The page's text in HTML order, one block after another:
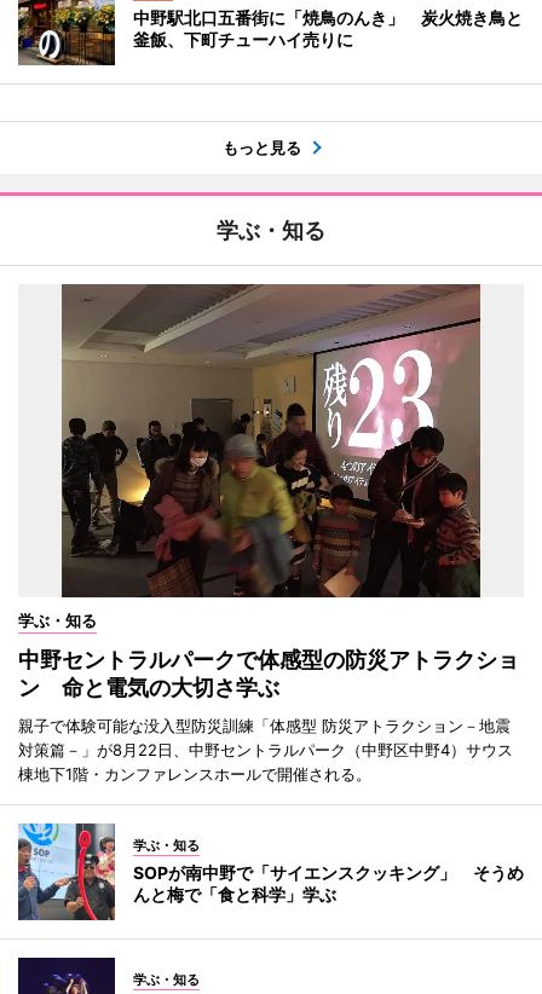
中野駅北口五番街に「焼鳥のんき」 炭火焼き鳥と
釜飯、下町チューハイ売りに
もっと見る
学ぶ・知る
学ぶ・知る
中野セントラルパークで体感型の防災アトラクショ
ン 命と電気の大切さ学ぶ
親子で体験可能な没入型防災訓練「体感型 防災アトラクション－地震
対策篇－」が8月22日、中野セントラルパーク（中野区中野4）サウス
棟地下1階・カンファレンスホールで開催される。
学ぶ・知る
SOPが南中野で「サイエンスクッキング」 そうめ
んと梅で「食と科学」学ぶ
学ぶ・知る